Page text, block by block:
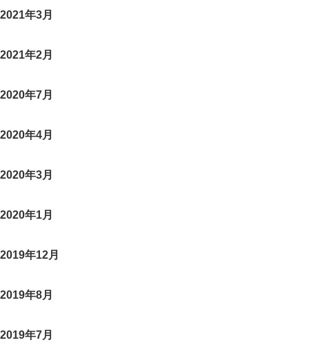
2021年3月
2021年2月
2020年7月
2020年4月
2020年3月
2020年1月
2019年12月
2019年8月
2019年7月